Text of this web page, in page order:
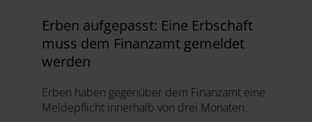
Erben aufgepasst: Eine Erbschaft
muss dem Finanzamt gemeldet
werden
Erben haben gegenüber dem Finanzamt eine
Meldepflicht innerhalb von drei Monaten.